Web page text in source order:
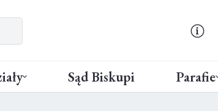
Sąd Biskupi Parafie